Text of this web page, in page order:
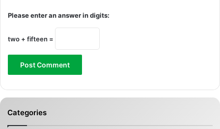
Please enter an answer in digits:
two + fifteen =
Categories